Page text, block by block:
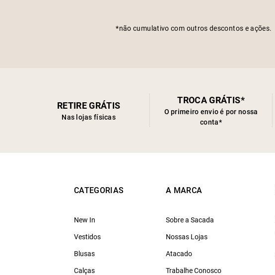
*não cumulativo com outros descontos e ações.
RETIRE GRÁTIS
Nas lojas físicas
TROCA GRÁTIS*
O primeiro envio é por nossa
conta*
CATEGORIAS
New In
Vestidos
Blusas
Calças
A MARCA
Sobre a Sacada
Nossas Lojas
Atacado
Trabalhe Conosco